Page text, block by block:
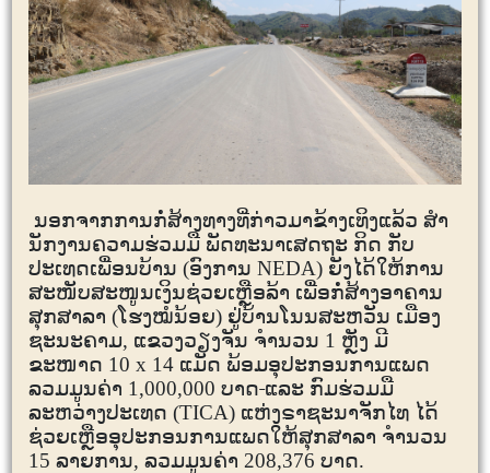
ນອກຈາກການກໍ່ສ້າງທາງທີ່ກ່າວມາຂ້າງເທິງແລ້ວ ສໍາ
ນັກງານຄວາມຮ່ວມມື ພັດທະນາເສດຖະ ກິດ ກັບ
ປະເທດເພື່ອນບ້ານ (ອົງການ NEDA) ຍັງໄດ້ໃຫ້ການ
ສະໜັບສະໜູນເງິນຊ່ວຍເຫຼືອລ້າ ເພື່ອກໍ່ສ້າງອາຄານ
ສຸກສາລາ (ໂຮງໝໍນ້ອຍ) ຢູ່ບ້ານໂນນສະຫວັນ ເມືອງ
ຊະນະຄາມ, ແຂວງວຽງຈັນ ຈໍານວນ 1 ຫຼັງ ມີ
ຂະໜາດ 10 x 14 ແມັດ ພ້ອມອຸປະກອນການແພດ
ລວມມູນຄ່າ 1,000,000 ບາດ ແລະ ກົມຮ່ວມມື
ລະຫວ່າງປະເທດ (TICA) ແຫ່ງຣາຊະນາຈັກໄທ ໄດ້
ຊ່ວຍເຫຼືອອຸປະກອນການແພດໃຫ້ສຸກສາລາ ຈໍານວນ
15 ລາຍການ, ລວມມູນຄ່າ 208,376 ບາດ.